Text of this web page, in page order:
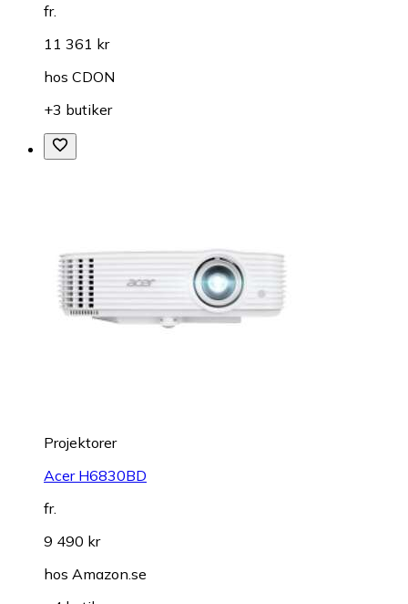
fr.
11 361 kr
hos CDON
+3 butiker
Projektorer
Acer H6830BD
fr.
9 490 kr
hos Amazon.se